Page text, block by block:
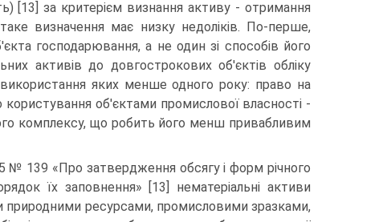
[13] за критерієм визнання активу - отри­мання
визначення має низку недоліків. По-перше,
господарювання, а не один зі способів його
активів до довгострокових об'єктів обліку
використання яких менше одного року: право на
користування об'єктами промислової власнос­ті -
комплексу, що робить його менш прива­бливим
№ 139 «Про затвердження обсягу і форм річного
їх заповнення» [13] нематері­альні активи
природними ресурсами, про­мисловими зразками,